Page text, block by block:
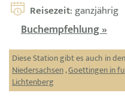
Reisezeit: ganzjährig
Buchempfehlung »
Diese Station gibt es auch in
Niedersachsen,Goettingen in
Lichtenberg